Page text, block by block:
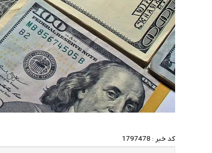
کد خبر : 1797478